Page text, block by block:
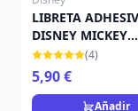
LIBRETA
DISNEY MICKEY
CLASSIC(4)
5,90 €
Añadir